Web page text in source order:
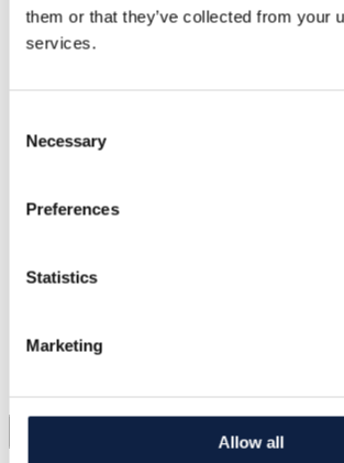
them or that they’ve collected from your
services.
Selection
Necessary
Preferences
Statistics
Marketing
Allow all